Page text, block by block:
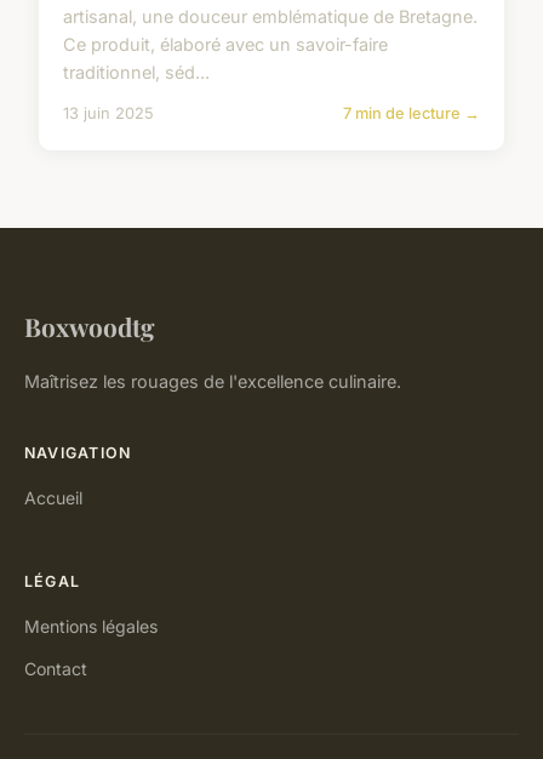
artisanal, une douceur emblématique de Bretagne.
Ce produit, élaboré avec un savoir-faire
traditionnel, séd...
13 juin 2025 7 min de lecture →
Boxwoodtg
Maîtrisez les rouages de l'excellence culinaire.
NAVIGATION
Accueil
LÉGAL
Mentions légales
Contact